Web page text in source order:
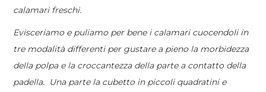
calamari freschi.
Evisceriamo e puliamo per bene i calamari cuocendoli in
tre modalità differenti per gustare a pieno la morbidezza
della polpa e la croccantezza della parte a contatto della
padella. Una parte la cubetto in piccoli quadratini e